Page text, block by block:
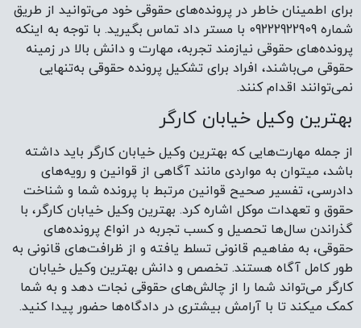
برای اطمینان خاطر در پرونده‌های حقوقی خود می‌توانید از طریق
شماره 09222922909 با مستر داد تماس بگیرید. با توجه به اینکه
پرونده‌های حقوقی نیازمند تجربه، مهارت و دانش بالا در زمینه
حقوقی می‌باشند، افراد برای تشکیل پرونده حقوقی به‌تنهایی
نمی‌توانند اقدام کنند.
بهترین وکیل خیابان کارگر
از جمله مهارت‌هایی که بهترین وکیل خیابان کارگر باید داشته
باشد، میتوان به مواردی مانند آگاهی از قوانین و رویه‌های
دادرسی، تفسیر صحیح قوانین مرتبط با پرونده شما و شناخت
حقوق و تعهدات موکل اشاره کرد. بهترین وکیل خیابان کارگر، با
گذراندن سال‌ها تحصیل و کسب تجربه در انواع پرونده‌های
حقوقی، به مفاهیم قانونی تسلط یافته و از ظرافت‌های قانونی به
طور کامل آگاه هستند. تخصص و دانش بهترین وکیل خیابان
کارگر می‌تواند شما را از چالش‌های حقوقی نجات دهد و به شما
کمک میکند تا با آرامش بیشتری در دادگاه‌ها حضور پیدا کنید.